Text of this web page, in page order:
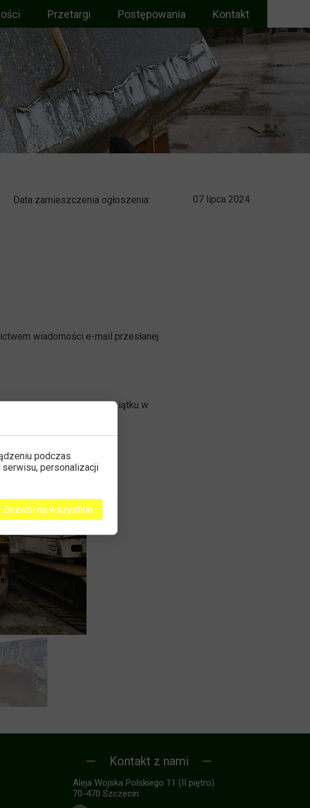
Aleja Wojska Polskiego 11 (II piętro)
70-470 Szczecin
Kontakt z nami
Przetargi Postępowania
Restrukturyzacje
Konsumenckie
Zakończone
Kontakt
Data zamieszczenia ogłoszenia:
07 lipca 2024
wiadomości e-mail przesłanej
od poniedziałku do piątku w
podczas
serwisu, personalizacji
Zezwól na wszystkie